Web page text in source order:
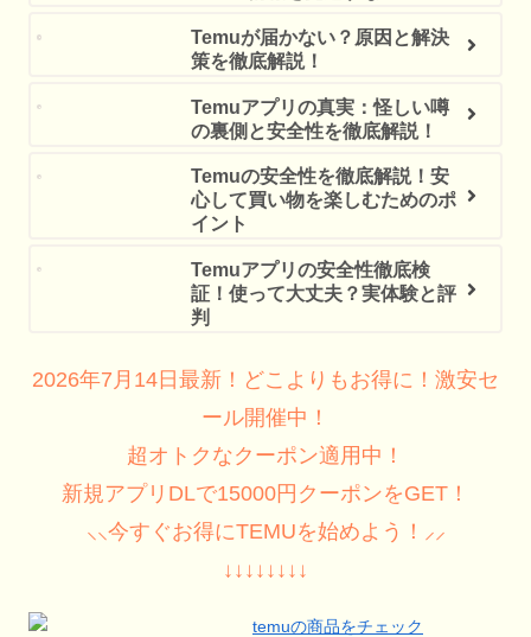
Temuが届かない？原因と解決
策を徹底解説！
Temuアプリの真実：怪しい噂
の裏側と安全性を徹底解説！
Temuの安全性を徹底解説！安
心して買い物を楽しむためのポ
イント
Temuアプリの安全性徹底検
証！使って大丈夫？実体験と評
判
2026年7月14日最新！どこよりもお得に！激安セ
ール開催中！
超オトクなクーポン適用中！
新規アプリDLで15000円クーポンをGET！
⸜⸜今すぐお得にTEMUを始めよう！⸝⸝
↓↓↓↓↓↓↓↓